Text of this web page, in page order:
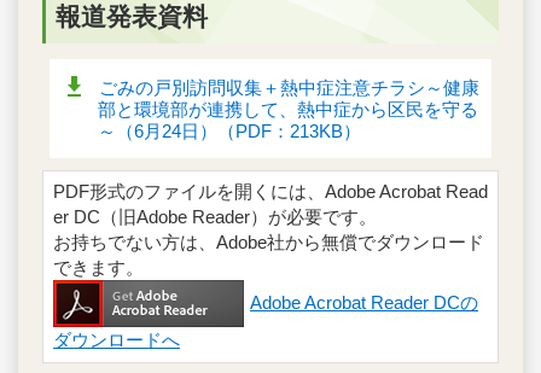
報道発表資料
ごみの戸別訪問収集＋熱中症注意チラシ～健康
部と環境部が連携して、熱中症から区民を守る
～（6月24日）（PDF：213KB）
PDF形式のファイルを開くには、Adobe Acrobat Read
er DC（旧Adobe Reader）が必要です。
お持ちでない方は、Adobe社から無償でダウンロード
できます。
Adobe Acrobat Reader DCの
ダウンロードへ